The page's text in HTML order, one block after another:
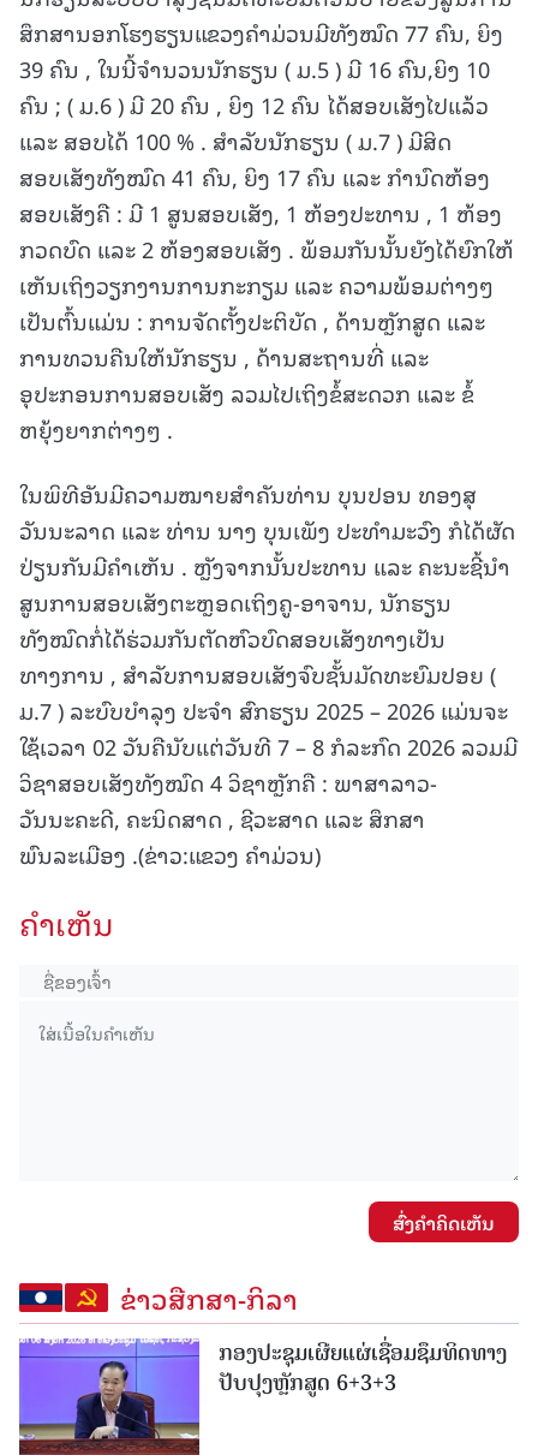
ສຶກສານອກໂຮງຮຽນແຂວງຄໍາມ່ວນມີທັງໝົດ 77 ຄົນ, ຍິງ
39 ຄົນ , ໃນນີ້ຈໍານວນນັກຮຽນ ( ມ.5 ) ມີ 16 ຄົນ,ຍິງ 10
ຄົນ ; ( ມ.6 ) ມີ 20 ຄົນ , ຍິງ 12 ຄົນ ໄດ້ສອບເສັງໄປແລ້ວ
ແລະ ສອບໄດ້ 100 % . ສໍາລັບນັກຮຽນ ( ມ.7 ) ມີສິດ
ສອບເສັງທັງໝົດ 41 ຄົນ, ຍິງ 17 ຄົນ ແລະ ກໍານົດຫ້ອງ
ສອບເສັງຄື : ມີ 1 ສູນສອບເສັງ, 1 ຫ້ອງປະທານ , 1 ຫ້ອງ
ກວດບົດ ແລະ 2 ຫ້ອງສອບເສັງ . ພ້ອມກັນນັ້ນຍັງໄດ້ຍົກໃຫ້
ເຫັນເຖິງວຽກງານການກະກຽມ ແລະ ຄວາມພ້ອມຕ່າງໆ
ເປັນຕົ້ນແມ່ນ : ການຈັດຕັ້ງປະຕິບັດ , ດ້ານຫຼັກສູດ ແລະ
ການທວນຄືນໃຫ້ນັກຮຽນ , ດ້ານສະຖານທີ່ ແລະ
ອຸປະກອນການສອບເສັງ ລວມໄປເຖິງຂໍ້ສະດວກ ແລະ ຂໍ້
ຫຍຸ້ງຍາກຕ່າງໆ .
ໃນພິທີອັນມີຄວາມໝາຍສໍາຄັນທ່ານ ບຸນປອນ ທອງສຸ
ວັນນະລາດ ແລະ ທ່ານ ນາງ ບຸນເພັງ ປະທໍາມະວົງ ກໍໄດ້ຜັດ
ປ່ຽນກັນມີຄໍາເຫັນ . ຫຼັງຈາກນັ້ນປະທານ ແລະ ຄະນະຊີ້ນໍາ
ສູນການສອບເສັງຕະຫຼອດເຖິງຄູ-ອາຈານ, ນັກຮຽນ
ທັງໝົດກໍ່ໄດ້ຮ່ວມກັນຕັດຫົວບົດສອບເສັງທາງເປັນ
ທາງການ , ສໍາລັບການສອບເສັງຈົບຊັ້ນມັດທະຍົມປອຍ (
ມ.7 ) ລະບົບບໍາລຸງ ປະຈໍາ ສົກຮຽນ 2025 – 2026 ແມ່ນຈະ
ໃຊ້ເວລາ 02 ວັນຄືນັບແຕ່ວັນທີ 7 – 8 ກໍລະກົດ 2026 ລວມມີ
ວິຊາສອບເສັງທັງໝົດ 4 ວິຊາຫຼັກຄື : ພາສາລາວ-
ວັນນະຄະດີ, ຄະນິດສາດ , ຊີວະສາດ ແລະ ສຶກສາ
ພົນລະເມືອງ .(ຂ່າວ:ແຂວງ ຄຳມ່ວນ)
ຄໍາເຫັນ
ສົ່ງຄໍາຄິດເຫັນ
ຂ່າວສືກສາ-ກິລາ
ກອງປະຊຸມເຜີຍແຜ່ເຊື່ອມຊຶມທິດທາງ
ປັບປຸງຫຼັກສູດ 6+3+3